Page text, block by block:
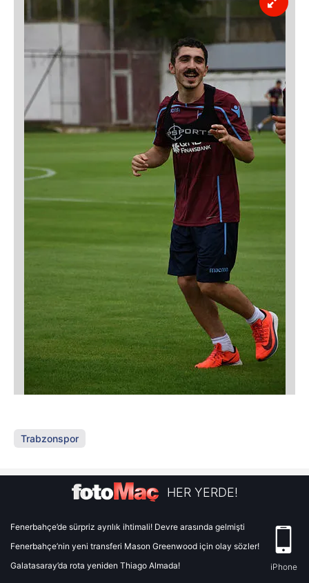
Trabzonspor
HER YERDE!
Fenerbahçe’de sürpriz ayrılık ihtimali! Devre arasında gelmişti
Fenerbahçe’nin yeni transferi Mason Greenwood için olay sözler!
Galatasaray’da rota yeniden Thiago Almada!
iPhone